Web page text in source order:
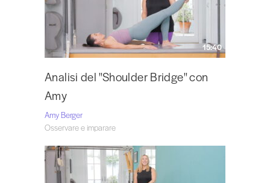
15:40
Analisi del "Shoulder Bridge" con
Amy
Amy Berger
Osservare e imparare